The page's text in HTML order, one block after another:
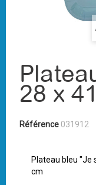
28 x
Référence 031912
Plateau bleu "Je
cm